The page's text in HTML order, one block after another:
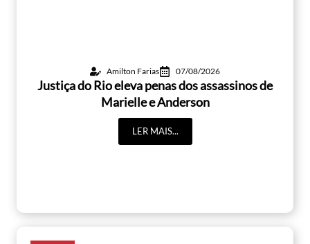
Amilton Farias 07/08/2026
Justiça do Rio eleva penas dos assassinos de
Marielle e Anderson
LER MAIS...